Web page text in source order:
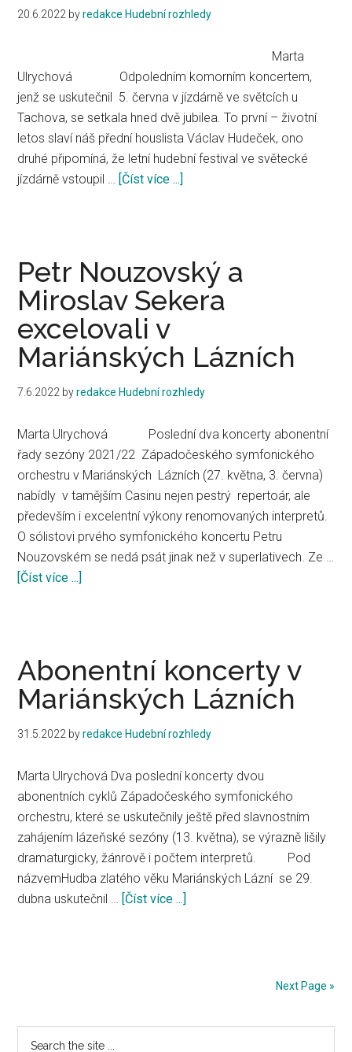
20.6.2022 byredakce Hudební rozhledy
Marta
Ulrychová Odpoledním komorním koncertem,
jenž se uskutečnil 5. června v jízdárně ve světcích u
Tachova, se setkala hned dvě jubilea. To první – životní
letos slaví náš přední houslista Václav Hudeček, ono
druhé připomíná, že letní hudební festival ve světecké
jízdárně vstoupil … [Číst více ...]
Martin
Hroch
ve
Petr Nouzovský a
Miroslav Sekera
excelovali v
Mariánských Lázních
7.6.2022 byredakce Hudební rozhledy
Marta Ulrychová Poslední dva koncerty abonentní
řady sezóny 2021/22 Západočeského symfonického
orchestru v Mariánských Lázních (27. května, 3. června)
nabídly v tamějším Casinu nejen pestrý repertoár, ale
především i excelentní výkony renomovaných interpretů.
O sólistovi prvého symfonického koncertu Petru
Nouzovském se nedá psát jinak než v superlativech. Ze …
[Číst více ...]
Miroslav
Sekera
excelovali
Mariánských
Abonentní koncerty v
Mariánských Lázních
31.5.2022 byredakce Hudební rozhledy
Marta Ulrychová Dva poslední koncerty dvou
abonentních cyklů Západočeského symfonického
orchestru, které se uskutečnily ještě před slavnostním
zahájením lázeňské sezóny (13. května), se výrazně lišily
dramaturgicky, žánrově i počtem interpretů. Pod
názvemHudba zlatého věku Mariánských Lázní se 29.
dubna uskutečnil … [Číst více ...]
Next Page »
Primary